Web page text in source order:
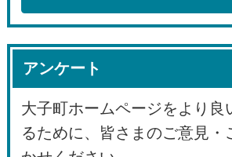
アンケート
大子町ホームページをより良
るために、皆さまのご意見・